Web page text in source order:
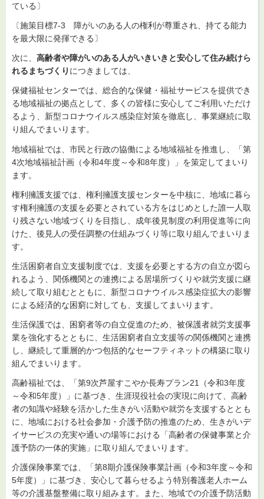
ている〕
〔施策目標7-3 障がいのある人の権利が尊重され、持てる能力
を最大限に発揮できる〕
次に、 高齢者や障がいのある人がいきいきと安心して住み続けら
れるまちづくり につきましては、
保健福祉センターでは、総合的な保健・福祉サービスを提供でき
る地域福祉の拠点として、多くの皆様に安心してご利用いただけ
るよう、新型コロナウイルス感染症対策を徹底し、事業継続に取
り組んでまいります。
地域福祉では、市民と行政の協働による地域福祉を推進し、「第
4次地域福祉計画（令和4年度～令和8年度）」を策定してまいり
ます。
権利擁護支援では、権利擁護支援センターを中核に、地域に暮ら
す権利擁護の支援を必要とされている方をはじめとした誰一人取
り残さない地域づくりを目指し、成年後見制度の利用促進等に向
けた、後見人の受任調整の仕組みづくり等に取り組んでまいりま
す。
生活困窮者自立支援制度では、支援を必要とする方の自立が図ら
れるよう、関係機関との連携による居場所づくりや就労支援に継
続して取り組むとともに、新型コロナウイルス感染症拡大の影響
による経済的な困窮に対しても、支援してまいります。
生活保護では、困窮者等の自立促進のため、被保護者就労支援事
業を強化するとともに、生活困窮者自立支援等の関係機関と連携
し、継続して重層的かつ包括的なセーフティネットの構築に取り
組んでまいります。
高齢福祉では、「第9次芦屋すこやか長寿プラン21（令和3年度
～令和5年度）」に基づき、生涯現役社会の実現に向けて、高齢
者の知識や経験を活かした生きがい活動や就労を支援するととも
に、地域における社会参加・介護予防の推進のため、生きがいデ
イサービスの充実や通いの場等における「高齢者の保健事業と介
護予防の一体的実施」に取り組んでまいります。
介護保険事業では、「第8期介護保険事業計画（令和3年度～令和
5年度）」に基づき、安心して暮らせるよう特別養護老人ホーム
等の介護基盤整備に取り組みます。また、地域での介護予防活動